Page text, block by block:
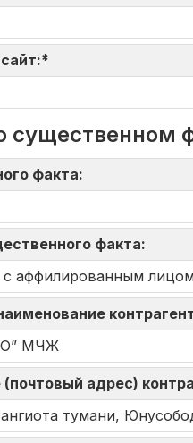
существенном
факта:
факта:
с аффилированным лицом
МЧЖ
адрес)
тумани,